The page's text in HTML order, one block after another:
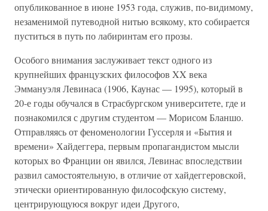
опубликованное в июне 1953 года, служив, по-видимому,
незаменимой путеводной нитью всякому, кто собирается
пуститься в путь по лабиринтам его прозы.
Особого внимания заслуживает текст одного из
крупнейших французских философов XX века
Эммануэля Левинаса (1906, Каунас — 1995), который в
20-е годы обучался в Страсбургском университете, где и
познакомился с другим студентом — Морисом Бланшо.
Отправляясь от феноменологии Гуссерля и «Бытия и
времени» Хайдеггера, первым пропагандистом мысли
которых во Франции он явился, Левинас впоследствии
развил самостоятельную, в отличие от хайдеггеровской,
этически ориентированную философскую систему,
центрирующуюся вокруг идеи Другого,